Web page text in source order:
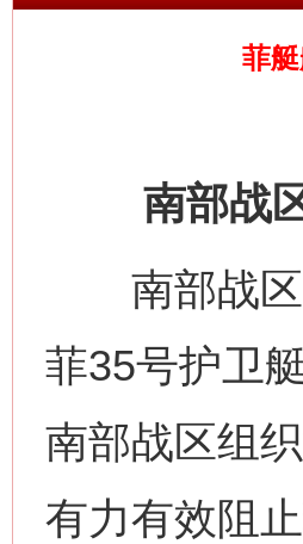
菲
南部战区
南部战区
菲35号护卫
南部战区组
有力有效阻